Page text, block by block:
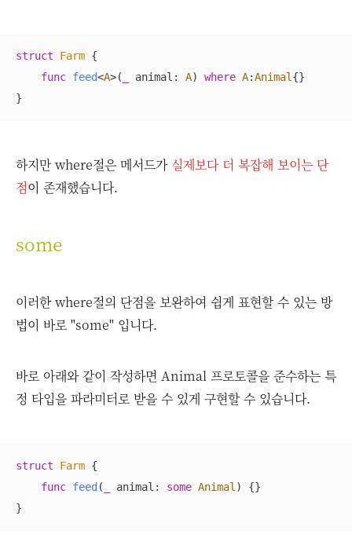
struct Farm {
func feed<A>( animal : A) where A:Animal {}
}
하지만 where절은 메서드가 실제보다 더 복잡해 보이는 단
점이 존재했습니다.
some
이러한 where절의 단점을 보완하여 쉽게 표현할 수 있는 방
법이 바로 "some" 입니다.
바로 아래와 같이 작성하면 Animal 프로토콜을 준수하는 특
정 타입을 파라미터로 받을 수 있게 구현할 수 있습니다.
struct Farm {
func feed( animal : some Animal )
{}
}